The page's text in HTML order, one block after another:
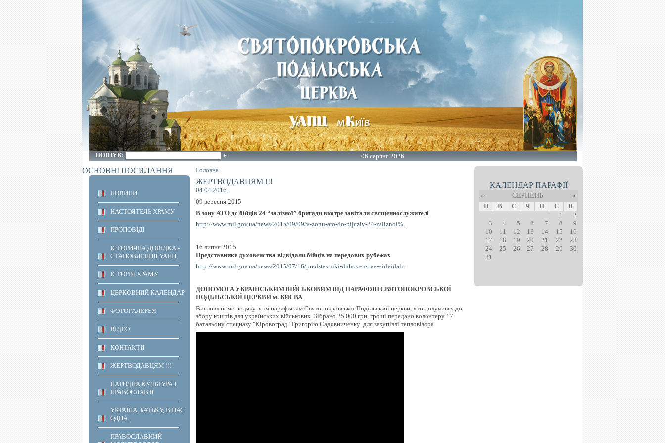
ПОШУК: 06 серпня 2026
ОСНОВНІ ПОСИЛАННЯ
НОВИНИ
НАСТОЯТЕЛЬ ХРАМУ
ПРОПОВІДІ
ІСТОРИЧНА ДОВІДКА -
СТАНОВЛЕННЯ УАПЦ
ІСТОРІЯ ХРАМУ
ЦЕРКОВНИЙ КАЛЕНДАР
ФОТОГАЛЕРЕЯ
ВІДЕО
КОНТАКТИ
ЖЕРТВОДАВЦЯМ !!!
НАРОДНА КУЛЬТУРА І
ПРАВОСЛАВ'Я
УКРАЇНА, БАТЬКУ, В НАС
ОДНА
ПРАВОСЛАВНИЙ
Головна
ЖЕРТВОДАВЦЯМ !!!
04.04.2016.
09 вересня 2015
В зону АТО до бійців 24 “залізної” бригади вкотре завітали священнослужителі
http://www.mil.gov.ua/news/2015/09/09/v-zonu-ato-do-bijcziv-24-zaliznoi%...
16 липня 2015
Представники духовенства відвідали бійців на передових рубежах
http://www.mil.gov.ua/news/2015/07/16/predstavniki-duhovenstva-vidvidali...
ДОПОМОГА УКРАЇНСЬКИМ ВІЙСЬКОВИМ ВІД ПАРАФІЯН СВЯТОПОКРОВСЬКОЇ
ПОДІЛЬСЬКОЇ ЦЕРКВИ м. КИЄВА
Висловлюємо подяку всім парафіянам Святопокровської Подільської церкви, хто долучився до
збору коштів для українських військових. Зібрано 25 000 грн, гроші передано волонтеру 17
батальону спецназу "Кіровоград" Григорію Садовниченку для закупівлі тепловізора.
КАЛЕНДАР ПАРАФІЇ
« СЕРПЕНЬ
»
П
В С Ч П С
Н
1
2
3
4 5 6 7 8
9
10
11 12 13 14 15
16
17
18 19 20 21 22
23
24
25 26 27 28 29
30
31